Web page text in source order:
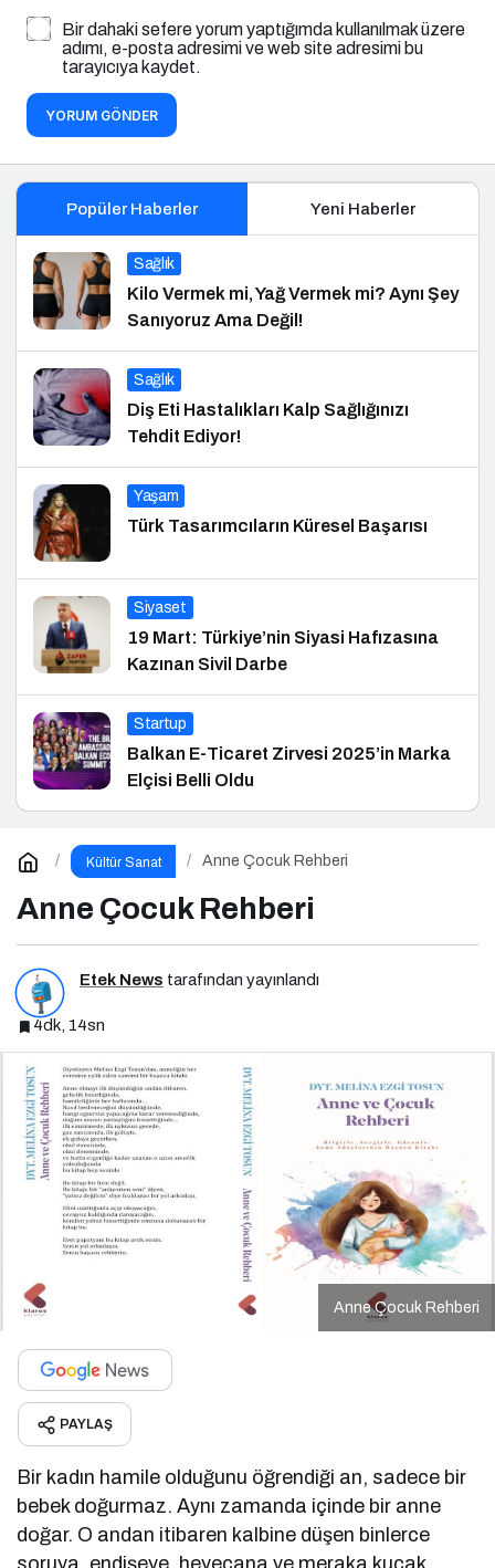
Bir dahaki sefere yorum yaptığımda kullanılmak üzere
adımı, e-posta adresimi ve web site adresimi bu
tarayıcıya kaydet.
YORUM GÖNDER
Popüler Haberler Yeni Haberler
Sağlık
Kilo Vermek mi, Yağ Vermek mi? Aynı Şey
Sanıyoruz Ama Değil!
Sağlık
Diş Eti Hastalıkları Kalp Sağlığınızı
Tehdit Ediyor!
Yaşam
Türk Tasarımcıların Küresel Başarısı
Siyaset
19 Mart: Türkiye’nin Siyasi Hafızasına
Kazınan Sivil Darbe
Startup
Balkan E-Ticaret Zirvesi 2025’in Marka
Elçisi Belli Oldu
Kültür Sanat Anne Çocuk Rehberi
Anne Çocuk Rehberi
Etek News tarafından yayınlandı
4dk, 14sn
Anne Çocuk Rehberi
PAYLAŞ
Bir kadın hamile olduğunu öğrendiği an, sadece bir
bebek doğurmaz. Aynı zamanda içinde bir anne
doğar. O andan itibaren kalbine düşen binlerce
soruya, endişeye, heyecana ve meraka kucak